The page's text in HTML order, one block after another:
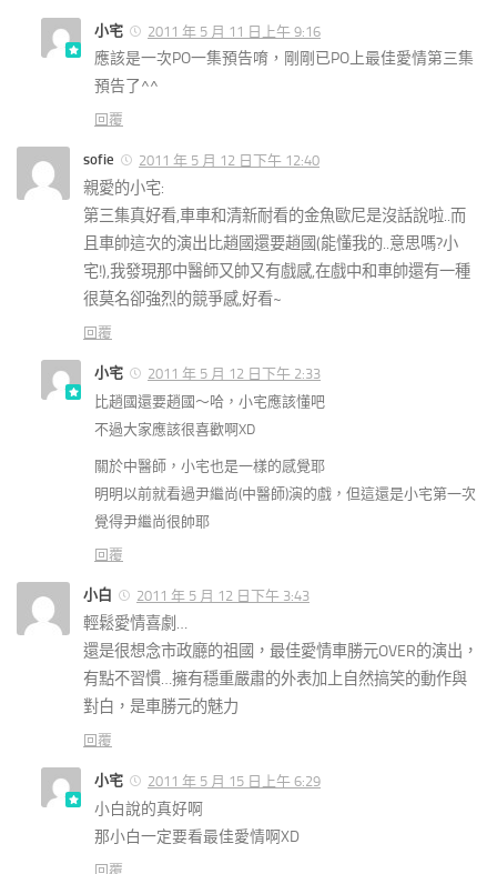
小宅 2011 年 5 月 11 日上午 9:16
應該是一次PO一集預告唷，剛剛已PO上最佳愛情第三集
預告了^^
回覆
sofie 2011 年 5 月 12 日下午 12:40
親愛的小宅:
第三集真好看,車車和清新耐看的金魚歐尼是沒話說啦..而
且車帥這次的演出比趙國還要趙國(能懂我的..意思嗎?小
宅!),我發現那中醫師又帥又有戲感,在戲中和車帥還有一種
很莫名卻強烈的競爭感,好看~
回覆
小宅
2011 年 5 月 12 日下午 2:33
比趙國還要趙國～哈，小宅應該懂吧
不過大家應該很喜歡啊XD
關於中醫師，小宅也是一樣的感覺耶
明明以前就看過尹繼尚(中醫師)演的戲，但這還是小宅第一次
覺得尹繼尚很帥耶
回覆
小白 2011 年 5 月 12 日下午 3:43
輕鬆愛情喜劇…
還是很想念市政廳的祖國，最佳愛情車勝元OVER的演出，
有點不習慣…擁有穩重嚴肅的外表加上自然搞笑的動作與
對白，是車勝元的魅力
回覆
小宅 2011 年 5 月 15 日上午 6:29
小白說的真好啊
那小白一定要看最佳愛情啊XD
回覆